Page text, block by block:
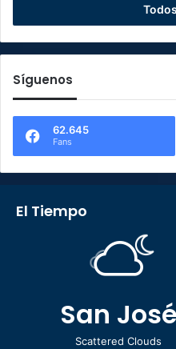
Síguenos
62.645
Fans
El Tiempo
San José
Scattered Clouds